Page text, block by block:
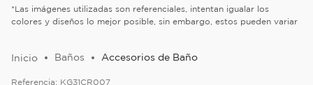
*Las imágenes utilizadas son referenciales, intentan igualar los
colores y diseños lo mejor posible, sin embargo, estos pueden variar
Baños Accesorios de Baño
Referencia: KG31CR007